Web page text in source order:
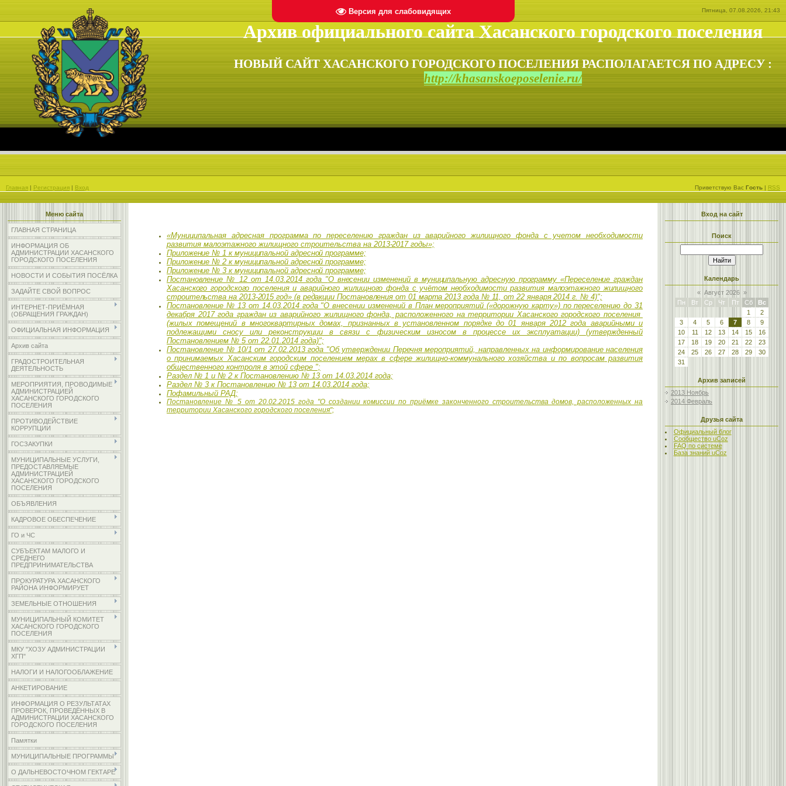
Версия для слабовидящих Пятница, 07.08.2026, 21:43
Архив официального сайта Хасанского городского поселения
НОВЫЙ САЙТ ХАСАНСКОГО ГОРОДСКОГО ПОСЕЛЕНИЯ РАСПОЛАГАЕТСЯ ПО АДРЕСУ :
http://khasanskoeposelenie.ru/
Главная | Регистрация | Вход Приветствую Вас Гость | RSS
Меню сайта
ГЛАВНАЯ СТРАНИЦА
ИНФОРМАЦИЯ ОБ
АДМИНИСТРАЦИИ ХАСАНСКОГО
ГОРОДСКОГО ПОСЕЛЕНИЯ
НОВОСТИ И СОБЫТИЯ ПОСЁЛКА
ЗАДАЙТЕ СВОЙ ВОПРОС
ИНТЕРНЕТ-ПРИЁМНАЯ
(ОБРАЩЕНИЯ ГРАЖДАН)
ОФИЦИАЛЬНАЯ ИНФОРМАЦИЯ
Архив сайта
ГРАДОСТРОИТЕЛЬНАЯ
ДЕЯТЕЛЬНОСТЬ
МЕРОПРИЯТИЯ, ПРОВОДИМЫЕ
АДМИНИСТРАЦИЕЙ
ХАСАНСКОГО ГОРОДСКОГО
ПОСЕЛЕНИЯ
ПРОТИВОДЕЙСТВИЕ
КОРРУПЦИИ
ГОСЗАКУПКИ
МУНИЦИПАЛЬНЫЕ УСЛУГИ,
ПРЕДОСТАВЛЯЕМЫЕ
АДМИНИСТРАЦИЕЙ
ХАСАНСКОГО ГОРОДСКОГО
ПОСЕЛЕНИЯ
ОБЪЯВЛЕНИЯ
КАДРОВОЕ ОБЕСПЕЧЕНИЕ
ГО и ЧС
СУБЪЕКТАМ МАЛОГО И
СРЕДНЕГО
ПРЕДПРИНИМАТЕЛЬСТВА
ПРОКУРАТУРА ХАСАНСКОГО
РАЙОНА ИНФОРМИРУЕТ
ЗЕМЕЛЬНЫЕ ОТНОШЕНИЯ
МУНИЦИПАЛЬНЫЙ КОМИТЕТ
ХАСАНСКОГО ГОРОДСКОГО
ПОСЕЛЕНИЯ
МКУ "ХОЗУ АДМИНИСТРАЦИИ
ХГП"
НАЛОГИ И НАЛОГООБЛАЖЕНИЕ
АНКЕТИРОВАНИЕ
ИНФОРМАЦИЯ О РЕЗУЛЬТАТАХ
ПРОВЕРОК, ПРОВЕДЁННЫХ В
АДМИНИСТРАЦИИ ХАСАНСКОГО
ГОРОДСКОГО ПОСЕЛЕНИЯ
Памятки
МУНИЦИПАЛЬНЫЕ ПРОГРАММЫ
О ДАЛЬНЕВОСТОЧНОМ ГЕКТАРЕ
«Муниципальная адресная программа по переселению граждан из аварийного жилищного фонда с учетом необходимости
развития малоэтажного жилищного строительства на 2013-2017 годы»;
Приложение № 1 к муниципальной адресной программе;
Приложение № 2 к муниципальной адресной программе;
Приложение № 3 к муниципальной адресной программе;
Постановление № 12 от 14.03.2014 года "О внесении изменений в муниципальную адресную программу «Переселение граждан
Хасанского городского поселения и аварийного жилищного фонда с учётом необходимости развития малоэтажного жилищного
строительства на 2013-2015 год» (в редакции Постановления от 01 марта 2013 года № 11,от 22 января 2014 г. № 4)";
Постановление № 13 от 14.03.2014 года "О внесении изменений в План мероприятий («дорожную карту») по переселению до 31
декабря 2017 года граждан из аварийного жилищного фонда, расположенного на территории Хасанского городского поселения
(жилых помещений в многоквартирных домах, признанных в установленном порядке до 01 января 2012 года аварийными и
подлежащими сносу или реконструкции в связи с физическим износом в процессе их эксплуатации) (утвержденный
Постановлением № 5 от 22.01.2014 года)";
Постановление № 10/1 от 27.02.2013 года "Об утверждении Перечня мероприятий, направленныхна информирование населения
о принимаемых Хасанским городским поселением мерах в сфережилищно-коммунального хозяйства и по вопросамразвития
общественного контроля в этой сфере ";
Раздел № 1 и № 2 к Постановлению № 13 от 14.03.2014 года;
Раздел № 3 к Постановлению № 13 от 14.03.2014 года;
Пофамильный РАД;
Постановление № 5 от 20.02.2015 года "О создании комиссии по приёмке законченного строительства домов, расположенных на
территории Хасанского городского поселения";
Вход на сайт
Поиск
Календарь
« Август 2026 »
Пн
Вт Ср Чт Пт Сб
Вс
1
2
3
4 5 6 7 8
9
10
11 12 13 14 15
16
17
18 19 20 21 22
23
24
25 26 27 28 29
30
31
Архив записей
2013 Ноябрь
2014 Февраль
Друзья сайта
Официальный блог
Сообщество uCoz
FAQ по системе
База знаний uCoz